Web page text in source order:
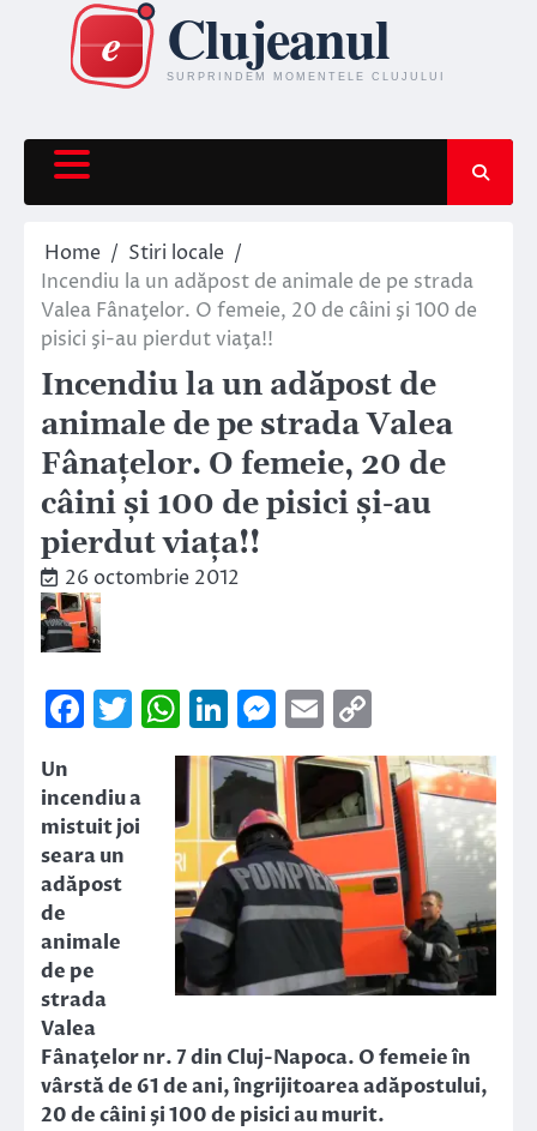
content
Home
Stiri locale
Incendiu la un adăpost de animale de pe strada
Valea Fânaţelor. O femeie, 20 de câini şi 100 de
pisici şi-au pierdut viaţa!!
Incendiu la un adăpost de
animale de pe strada Valea
Fânaţelor. O femeie, 20 de
câini şi 100 de pisici şi-au
pierdut viaţa!!
26 octombrie 2012
Facebook
Twitter
WhatsApp
LinkedIn
Messenger
Email
Link
Un
incendiu a
mistuit joi
seara un
adăpost
de
animale
de pe
strada
Valea
Fânaţelor nr. 7 din Cluj-Napoca. O femeie în
vârstă de 61 de ani, îngrijitoarea adăpostului,
20 de câini şi 100 de pisici au murit.